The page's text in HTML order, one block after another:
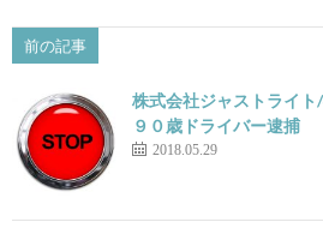
前の記事
株式会社ジャストライ
９０歳ドライバー逮捕
2018.05.29